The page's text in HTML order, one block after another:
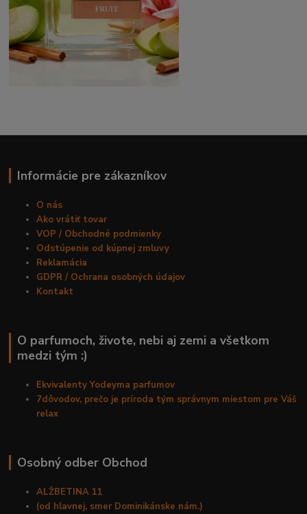
Informácie pre zákazníkov
O nás
Ako vrátiť tovar
VOP / Obchodné podmienky
Odstúpenie od kúpnej zmluvy
Reklamácia
GDPR / Ochrana osobných údajov
Kontakt
O parfumoch, živote, nebi aj zemi a všetkom
medzi tým :)
Ekvivalenty Yodeyma parfumov
7dôvodov, prečo je príroda tým správnym miestom pre Váš
relax
Osobný odber Obchod
ALŽBETINA 11
(od hlavnej, smer Dominikánske nám.)